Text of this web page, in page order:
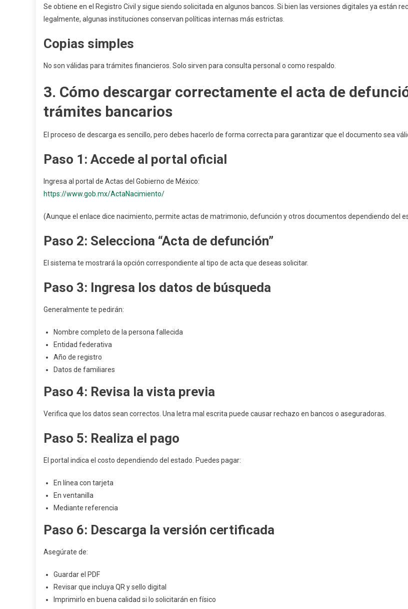
Se obtiene en el Registro Civil y sigue siendo solicitada en algunos bancos. Si bien las versiones digitales ya están
legalmente, algunas instituciones conservan políticas internas más estrictas.
Copias simples
No son válidas para trámites financieros. Solo sirven para consulta personal o como respaldo.
3. Cómo descargar correctamente el acta de
trámites bancarios
El proceso de descarga es sencillo, pero debes hacerlo de forma correcta para garantizar que el documento sea
Paso 1: Accede al portal oficial
Ingresa al portal de Actas del Gobierno de México:
https://www.gob.mx/ActaNacimiento/
(Aunque el enlace dice nacimiento, permite actas de matrimonio, defunción y otros documentos dependiendo del
Paso 2: Selecciona “Acta de defunción”
El sistema te mostrará la opción correspondiente al tipo de acta que deseas solicitar.
Paso 3: Ingresa los datos de búsqueda
Generalmente te pedirán:
Nombre completo de la persona fallecida
Entidad federativa
Año de registro
Datos de familiares
Paso 4: Revisa la vista previa
Verifica que los datos sean correctos. Una letra mal escrita puede causar rechazo en bancos o aseguradoras.
Paso 5: Realiza el pago
El portal indica el costo dependiendo del estado. Puedes pagar:
En línea con tarjeta
En ventanilla
Mediante referencia
Paso 6: Descarga la versión certificada
Asegúrate de:
Guardar el PDF
Revisar que incluya QR y sello digital
Imprimirlo en buena calidad si lo solicitarán en físico